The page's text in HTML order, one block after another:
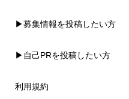
▶募集情報を投稿したい方
▶自己PRを投稿したい方
利用規約